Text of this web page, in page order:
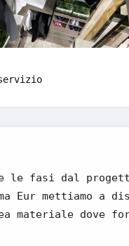
le fasi dal
Eur
materiale